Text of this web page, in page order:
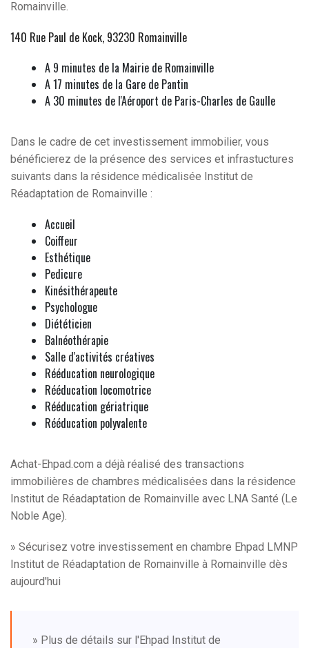
Romainville.
140 Rue Paul de Kock, 93230 Romainville
A 9 minutes de la Mairie de Romainville
A 17 minutes de la Gare de Pantin
A 30 minutes de l'Aéroport de Paris-Charles de Gaulle
Dans le cadre de cet investissement immobilier, vous
bénéficierez de la présence des services et infrastuctures
suivants dans la résidence médicalisée Institut de
Réadaptation de Romainville :
Accueil
Coiffeur
Esthétique
Pedicure
Kinésithérapeute
Psychologue
Diététicien
Balnéothérapie
Salle d'activités créatives
Rééducation neurologique
Rééducation locomotrice
Rééducation gériatrique
Rééducation polyvalente
Achat-Ehpad.com a déjà réalisé des transactions
immobilières de chambres médicalisées dans la résidence
Institut de Réadaptation de Romainville avec LNA Santé (Le
Noble Age).
» Sécurisez votre investissement en chambre Ehpad LMNP
Institut de Réadaptation de Romainville à Romainville dès
aujourd'hui
» Plus de détails sur l'Ehpad Institut de